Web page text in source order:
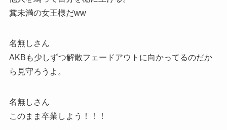
糞未満の女王様だww
名無しさん
AKBも少しずつ解散フェードアウトに向かってるのだか
ら見守ろうよ。
名無しさん
このまま卒業しよう！！！